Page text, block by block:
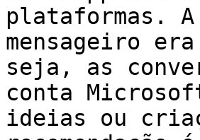
plataformas.
mensageiro
seja, as
conta
ideias ou